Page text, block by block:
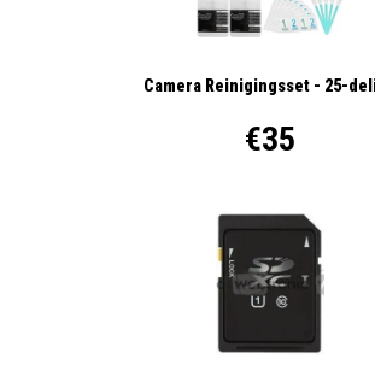
Camera Reinigingsset - 25-
€35